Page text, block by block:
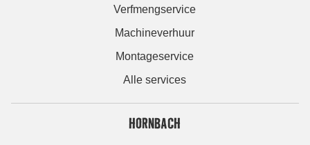
Verfmengservice
Machineverhuur
Montageservice
Alle services
HORNBACH